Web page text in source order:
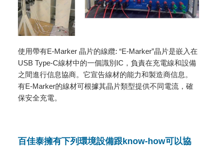
使用帶有E-Marker 晶片的線纜: “E-Marker”晶片是嵌入在
USB Type-C線材中的一個識別IC，負責在充電線和設備
之間進行信息協商。它宣告線材的能力和製造商信息。
有E-Marker的線材可根據其晶片類型提供不同電流，確
保安全充電。
百佳泰擁有下列環境設備跟know-how可以協